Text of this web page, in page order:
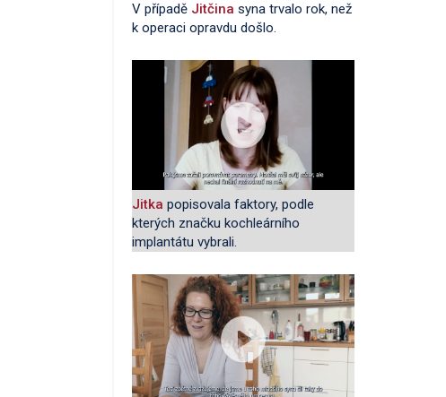
V případě Jitčina syna trvalo rok, než
k operaci opravdu došlo.
Jitka popisovala faktory, podle
kterých značku kochleárního
implantátu vybrali.